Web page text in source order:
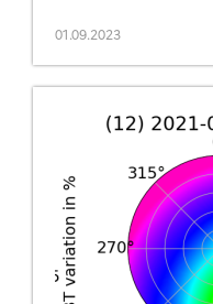
Certains d’entre
qui a été bien
01.09.2023